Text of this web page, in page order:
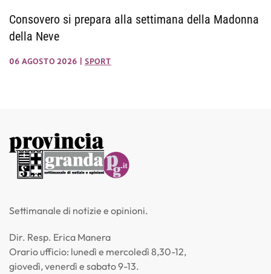
Consovero si prepara alla settimana della Madonna
della Neve
06 AGOSTO 2026 SPORT
Settimanale di notizie e opinioni.
Dir. Resp. Erica Manera
Orario ufficio: lunedì e mercoledì 8,30-12,
giovedì, venerdì e sabato 9-13.